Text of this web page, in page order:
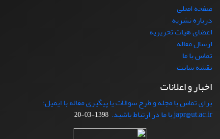
صفحه اصلی
درباره نشریه
اعضای هیات تحریریه
ارسال مقاله
تماس با ما
نقشه سایت
اخبار و اعلانات
برای تماس با مجله و طرح سوالات یا پیگیری مقاله با ایمیل:
japr@ut.ac.ir با ما در ارتباط باشید.
1398-03-20